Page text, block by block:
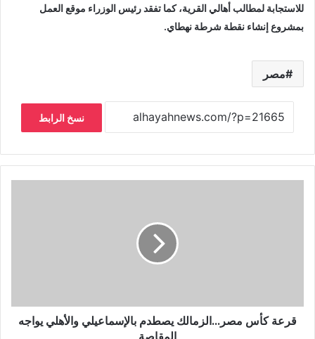
للاستجابة لمطالب أهالي القرية، كما تفقد رئيس الوزراء موقع العمل
بمشروع إنشاء نقطة شرطة نهطاي.
مصر
نسخ الرابط
قرعة كأس مصر...الزمالك يصطدم بالإسماعيلي والأهلي يواجه